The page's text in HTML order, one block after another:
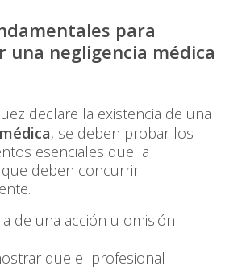
para
una negligencia médica
declare la existencia de una
, se deben probar los
esenciales que la
deben concurrir
de una acción u omisión
que el profesional